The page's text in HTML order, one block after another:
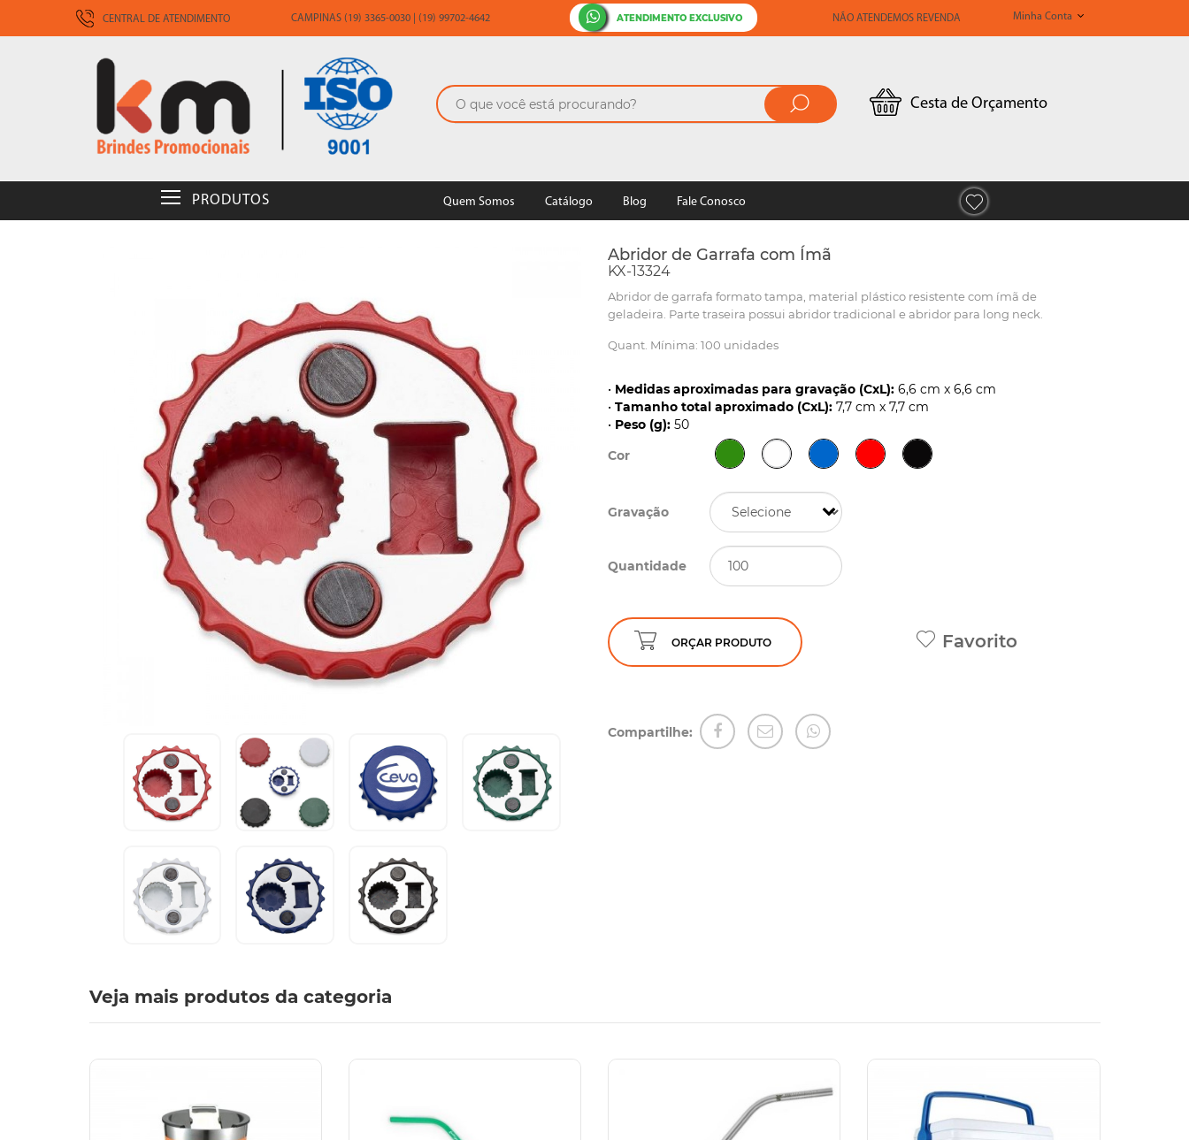
CENTRAL DE ATENDIMENTO CAMPINAS (19) 3365-0030 | (19) 99702-4642 ATENDIMENTO EXCLUSIVO NÃO ATENDEMOS REVENDA Minha Conta
Cesta de Orçamento
PRODUTOS Quem Somos Catálogo Blog Fale Conosco
Abridor de Garrafa com Ímã
KX-13324
Abridor de garrafa formato tampa, material plástico resistente com ímã de
geladeira. Parte traseira possui abridor tradicional e abridor para long neck.
Quant. Mínima: 100 unidades
• Medidas aproximadas para gravação (CxL): 6,6 cm x 6,6 cm
• Tamanho total aproximado (CxL): 7,7 cm x 7,7 cm
• Peso (g): 50
Cor
Gravação
Quantidade
ORÇAR PRODUTO Favorito
Compartilhe:
Veja mais produtos da categoria